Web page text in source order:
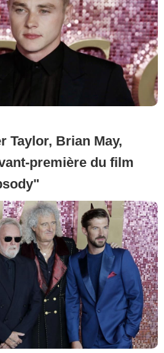
Taylor, Brian May,
première du film